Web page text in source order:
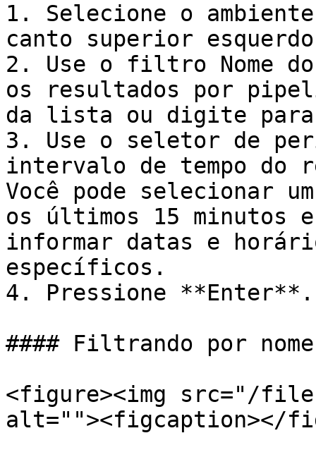
1. Selecione o
canto superior
2. Use o filtro Nome
os resultados por
da lista ou digite para
3. Use o seletor de
intervalo de tempo
Você pode selecionar
os últimos 15 minutos
informar datas e
específicos.
4. Pressione **Enter**.
#### Filtrando por
<figure><img src="/files/
alt=""><figcaption></